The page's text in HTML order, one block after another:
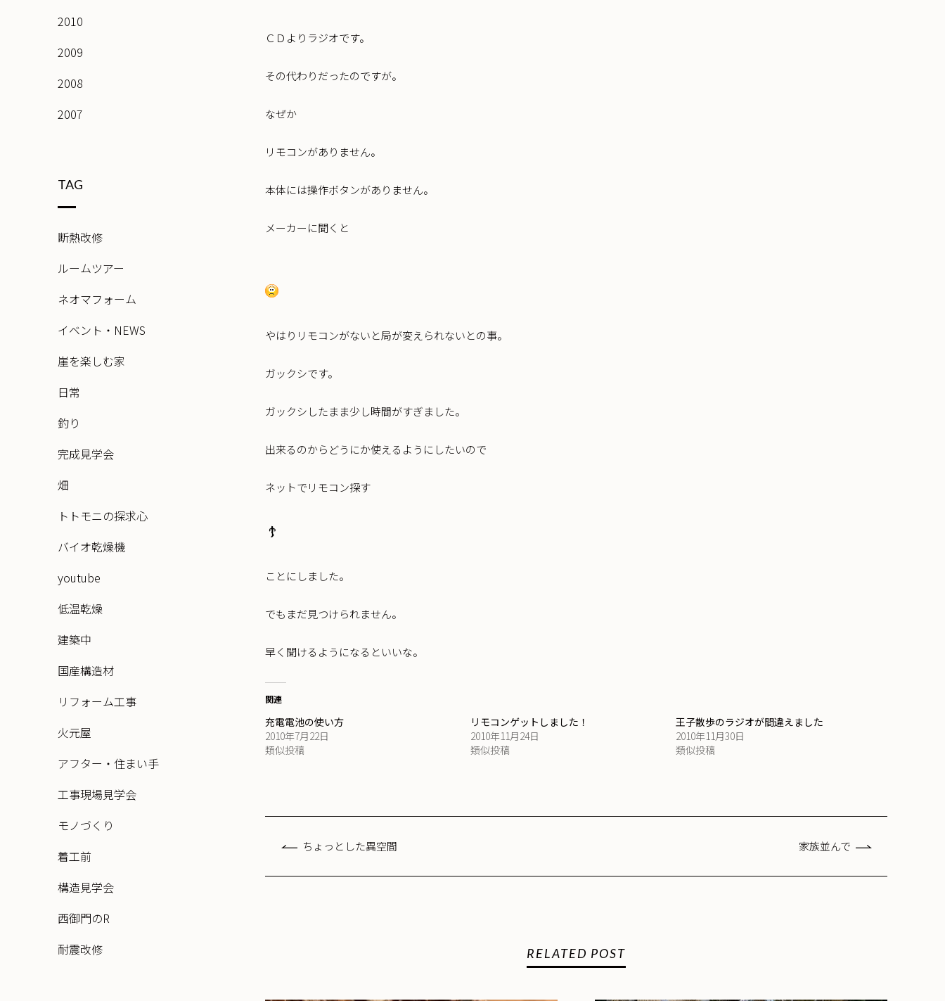
ＣＤよりラジオです。
その代わりだったのですが。
なぜか
リモコンがありません。
本体には操作ボタンがありません。
メーカーに聞くと
やはりリモコンがないと局が変えられないとの事。
ガックシです。
ガックシしたまま少し時間がすぎました。
出来るのからどうにか使えるようにしたいので
ネットでリモコン探す
ことにしました。
でもまだ見つけられません。
早く聞けるようになるといいな。
関連
充電電池の使い方
2010年7月22日
類似投稿
リモコンゲットしました！
2010年11月24日
類似投稿
王子散歩のラジオが間違えました
2010年11月30日
類似投稿
ちょっとした異空間 家族並んで
RELATED POST
2010
2009
2008
2007
TAG
断熱改修
ルームツアー
ネオマフォーム
イベント・NEWS
崖を楽しむ家
日常
釣り
完成見学会
畑
トトモニの探求心
バイオ乾燥機
youtube
低温乾燥
建築中
国産構造材
リフォーム工事
火元屋
アフター・住まい手
工事現場見学会
モノづくり
着工前
構造見学会
西御門のR
耐震改修